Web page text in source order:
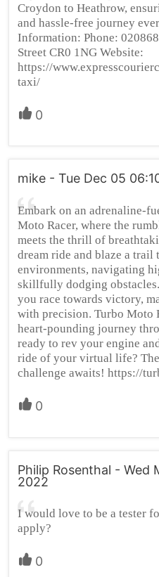
Croydon to Heathrow,
and hassle-free journey
Information: Phone:
Street CR0 1NG Website:
https://
taxi/
0
mike - Tue Dec 05
Embark on an adrenaline-
Moto Racer, where the
meets the thrill of
dream ride and blaze a trail
environments, navigating
skillfully dodging
you race towards victory,
with precision. Turbo Moto
heart-pounding journey
ready to rev your engine
ride of your virtual life?
challenge awaits! https://
0
Philip Rosenthal - Wed
2022
I would love to be a tester
apply?
0